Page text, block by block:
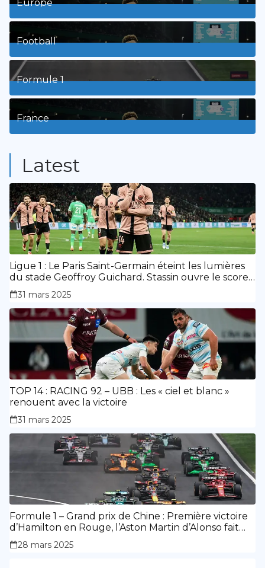
Europe
3Posts
Football
8Posts
Formule 1
3Posts
France
Latest
Ligue 1 : Le Paris Saint-Germain éteint les lumières
du stade Geoffroy Guichard. Stassin ouvre le score,
doublé de Doué.
31 mars 2025
TOP 14 : RACING 92 – UBB : Les « ciel et blanc »
renouent avec la victoire
31 mars 2025
Formule 1 – Grand prix de Chine : Première victoire
d’Hamilton en Rouge, l’Aston Martin d’Alonso fait
des siennes.
28 mars 2025